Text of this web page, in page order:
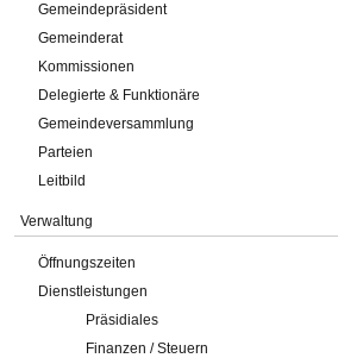
Gemeindepräsident
Gemeinderat
Kommissionen
Delegierte & Funktionäre
Gemeindeversammlung
Parteien
Leitbild
Verwaltung
Öffnungszeiten
Dienstleistungen
Präsidiales
Finanzen / Steuern